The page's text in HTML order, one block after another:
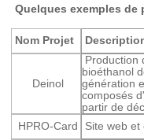
Quelques exemples de
Nom Projet
Deinol
Production
bioéthanol
génération
composés
partir de
HPRO-Card Site web et